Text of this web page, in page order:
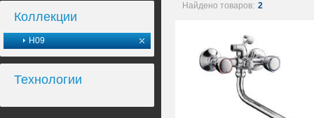
Коллекции
H09
Технологии
Найдено товаров: 2